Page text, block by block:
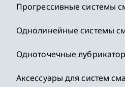
Прогрессивные системы
Однолинейные системы
Одноточечные
Аксессуары для систем